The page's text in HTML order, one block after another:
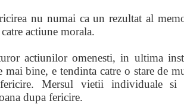
nu numai ca un rezultat al
actiune morala.
actiunilor omenesti, in ultima
mai bine, e tendinta catre o stare de
Mersul vietii individuale
dupa fericire.